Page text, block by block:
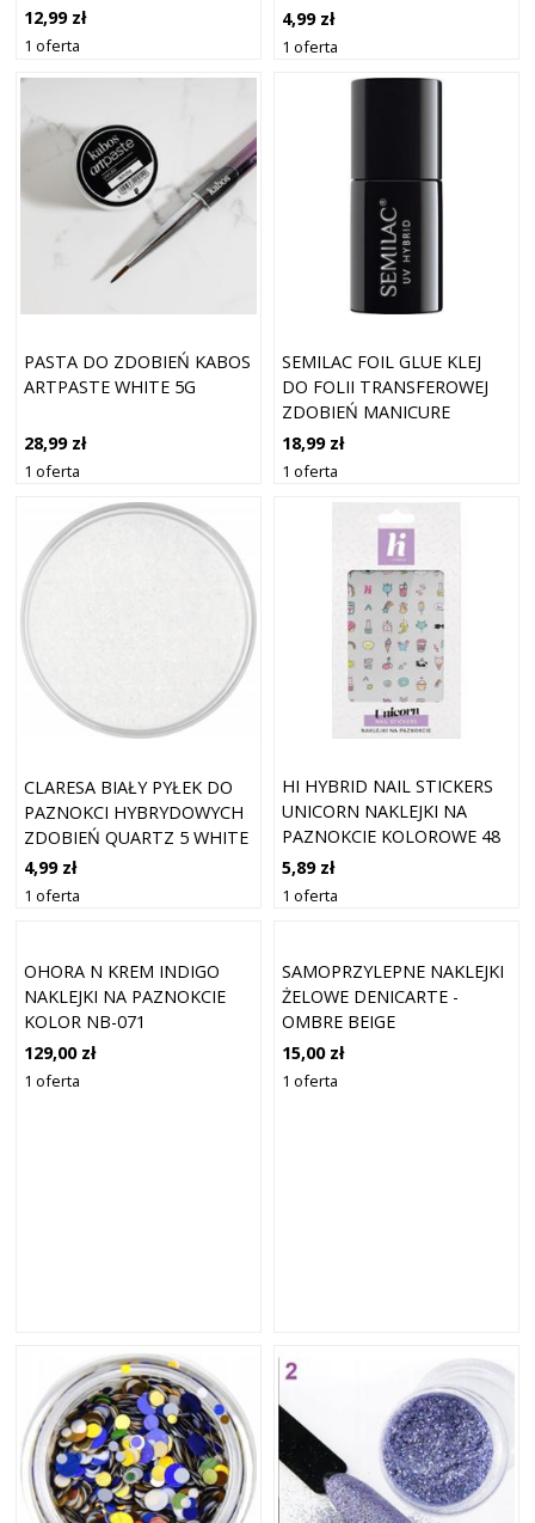
12,99 zł
1 oferta
GOLD
4,99 zł
1 oferta
PASTA DO ZDOBIEŃ KABOS
ARTPASTE WHITE 5G
28,99 zł
1 oferta
SEMILAC FOIL GLUE KLEJ
DO FOLII TRANSFEROWEJ
ZDOBIEŃ MANICURE
PEDICURE 7ML
18,99 zł
1 oferta
CLARESA BIAŁY PYŁEK DO
PAZNOKCI HYBRYDOWYCH
ZDOBIEŃ QUARTZ 5 WHITE
RED
4,99 zł
1 oferta
HI HYBRID NAIL STICKERS
UNICORN NAKLEJKI NA
PAZNOKCIE KOLOROWE 48
SZT
5,89 zł
1 oferta
OHORA N KREM INDIGO
NAKLEJKI NA PAZNOKCIE
KOLOR NB-071
129,00 zł
1 oferta
SAMOPRZYLEPNE NAKLEJKI
ŻELOWE DENICARTE -
OMBRE BEIGE
15,00 zł
1 oferta